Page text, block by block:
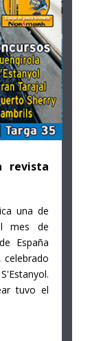
revista
una de
mes de
España
celebrado
tuvo el